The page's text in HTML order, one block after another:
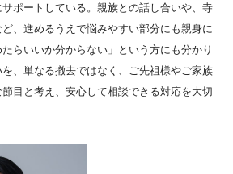
ポートしている。親族との話し合いや、寺
、進めるうえで悩みやすい部分にも親身に
らいいか分からない」という方にも分かり
、単なる撤去ではなく、ご先祖様やご家族
目と考え、安心して相談できる対応を大切